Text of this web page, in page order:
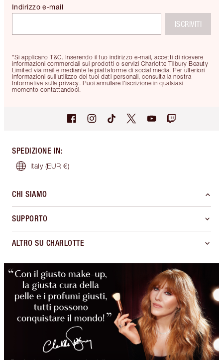
*Si applicano T&C. Inserendo il tuo indirizzo e-mail, accetti di ricevere
informazioni commerciali sui prodotti o servizi Charlotte Tilbury Beauty
Limited via mail e mediante le piattaforme di social media. Per ulteriori
informazioni sull'utilizzo dei tuoi dati personali, consulta la nostra
Informativa sulla privacy. Puoi annullare l'iscrizione in qualsiasi
momento contattandoci.
Indirizzo e-mail
ISCRIVITI
SPEDIZIONE IN:
Italy (EUR €)
CHI SIAMO
SUPPORTO
ALTRO SU CHARLOTTE